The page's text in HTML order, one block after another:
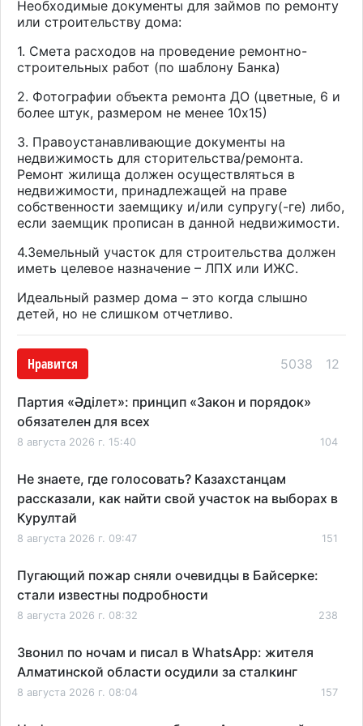
Необходимые документы для займов по ремонту
или строительству дома:
1. Смета расходов на проведение ремонтно-
строительных работ (по шаблону Банка)
2. Фотографии объекта ремонта ДО (цветные, 6 и
более штук, размером не менее 10х15)
3. Правоустанавливающие документы на
недвижимость для сторительства/ремонта.
Ремонт жилища должен осуществляться в
недвижимости, принадлежащей на праве
собственности заемщику и/или супругу(-ге) либо,
если заемщик прописан в данной недвижимости.
4.Земельный участок для строительства должен
иметь целевое назначение – ЛПХ или ИЖС.
Идеальный размер дома – это когда слышно
детей, но не слишком отчетливо.
Нравится 5038 12
Партия «Әділет»: принцип «Закон и порядок»
обязателен для всех
8 августа 2026 г. 15:40 104
Не знаете, где голосовать? Казахстанцам
рассказали, как найти свой участок на выборах в
Курултай
8 августа 2026 г. 09:47 151
Пугающий пожар сняли очевидцы в Байсерке:
стали известны подробности
8 августа 2026 г. 08:32 238
Звонил по ночам и писал в WhatsApp: жителя
Алматинской области осудили за сталкинг
8 августа 2026 г. 08:04 157